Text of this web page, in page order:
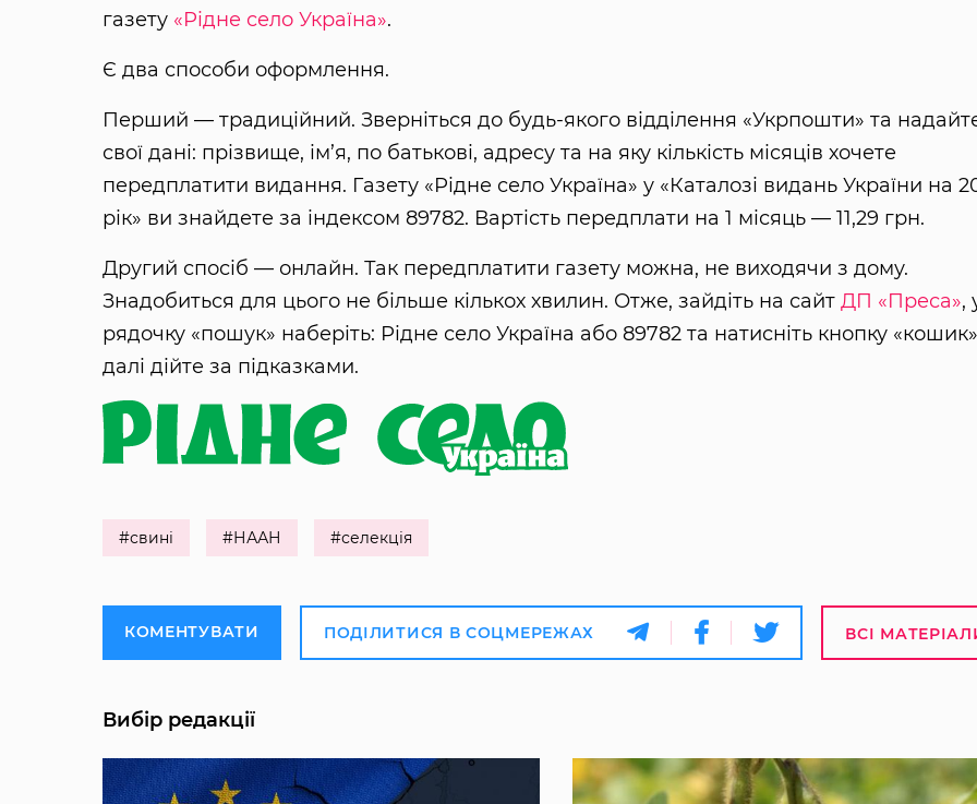
газету «Рідне село Україна».
Є два способи оформлення.
Перший — традиційний. Зверніться до будь-якого відділення «Укрпошти» та
свої дані: прізвище, ім’я, по батькові, адресу та на яку кількість місяців хочете
передплатити видання. Газету «Рідне село Україна» у «Каталозі видань України на
рік» ви знайдете за індексом 89782. Вартість передплати на 1 місяць — 11,29 грн.
Другий спосіб — онлайн. Так передплатити газету можна, не виходячи з дому.
Знадобиться для цього не більше кількох хвилин. Отже, зайдіть на сайт ДП «Преса»,
рядочку «пошук» наберіть: Рідне село Україна або 89782 та натисніть кнопку «кошик»
далі дійте за підказками.
#свині #НААН #селекція
КОМЕНТУВАТИ ПОДІЛИТИСЯ В СОЦМЕРЕЖАХ ВСІ
Вибір редакції